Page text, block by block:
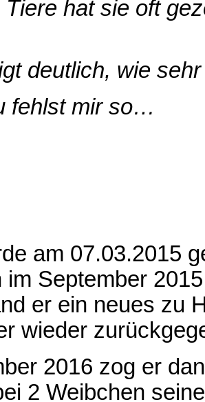
hat sie oft
deutlich, wie
fehlst mir so…
am 07.03.2015
im September
er ein neues zu
wieder
2016 zog er
2 Weibchen